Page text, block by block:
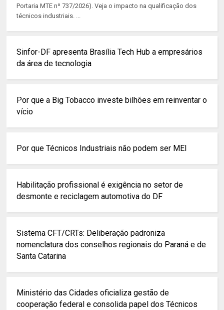
Portaria MTE nº 737/2026). Veja o impacto na qualificação dos
técnicos industriais. ...
Sinfor-DF apresenta Brasília Tech Hub a empresários
da área de tecnologia
Por que a Big Tobacco investe bilhões em reinventar o
vício
Por que Técnicos Industriais não podem ser MEI
Habilitação profissional é exigência no setor de
desmonte e reciclagem automotiva do DF
Sistema CFT/CRTs: Deliberação padroniza
nomenclatura dos conselhos regionais do Paraná e de
Santa Catarina
Ministério das Cidades oficializa gestão de
cooperação federal e consolida papel dos Técnicos